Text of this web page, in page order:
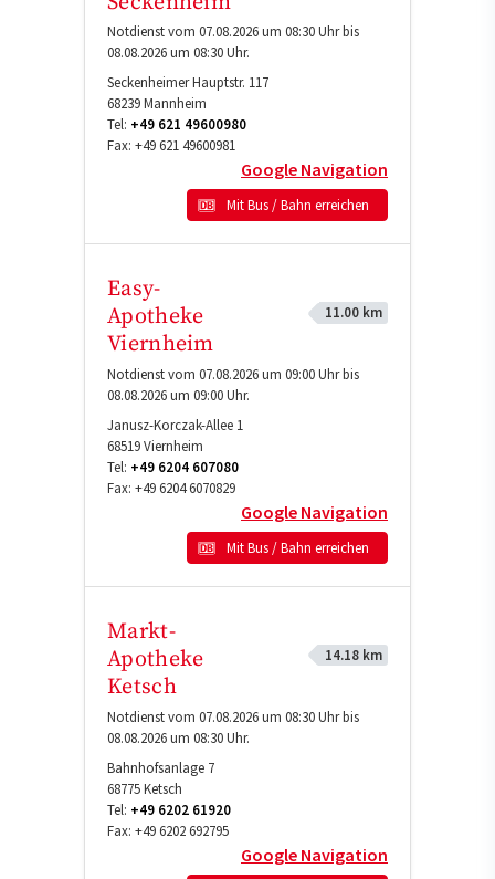
Notdienst vom 07.08.2026 um 08:30 Uhr bis
08.08.2026 um 08:30 Uhr.
Seckenheimer Hauptstr. 117
68239Mannheim
Tel: +49 621 49600980
Fax: +49 621 49600981
Google Navigation
Mit Bus / Bahn erreichen
Easy-
Apotheke
Viernheim
11.00 km
Notdienst vom 07.08.2026 um 09:00 Uhr bis
08.08.2026 um 09:00 Uhr.
Janusz-Korczak-Allee 1
68519Viernheim
Tel: +49 6204 607080
Fax: +49 6204 6070829
Google Navigation
Mit Bus / Bahn erreichen
Markt-
Apotheke
Ketsch
14.18 km
Notdienst vom 07.08.2026 um 08:30 Uhr bis
08.08.2026 um 08:30 Uhr.
Bahnhofsanlage 7
68775Ketsch
Tel: +49 6202 61920
Fax: +49 6202 692795
Google Navigation